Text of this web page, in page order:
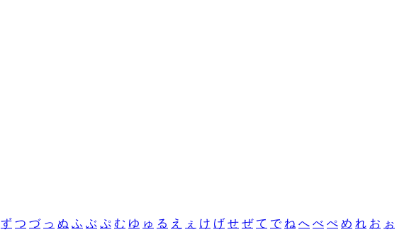
ず つ づ っ ぬ ふ ぶ ぷ む ゆ ゅ る え ぇ け げ せ ぜ て で ね へ べ ぺ め れ お ぉ